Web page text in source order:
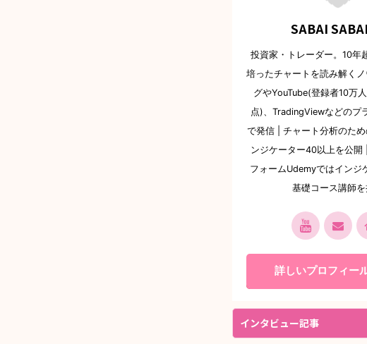
SABAI
投資家・トレーダー。10年
培ったチャートを読み解く
グやYouTube(登録者10万
点)、TradingViewなどのプ
で発信 | チャート分析のた
ンジケーター40以上を公開
フォームUdemyではインジ
基礎コース講師を
詳しいプロフィー
インタビュー記事